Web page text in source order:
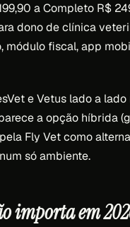
a Completo R$
dono de clínica
módulo fiscal, app
e Vetus lado a
a opção híbrida
Fly Vet como
só ambiente.
importa em